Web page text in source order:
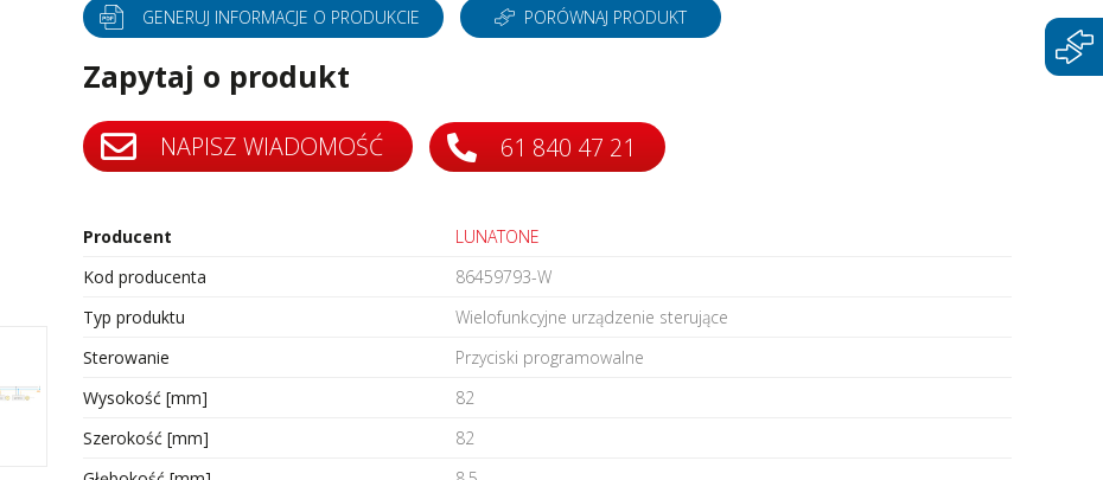
Konwertery częstotliwości
Konwertery protokołów przemysłowych
Lampy do szaf sterowniczych
Mierniki i wyświetlacze
Moduły interfejsowe
Silniki bezszczotkowe i serwonapędy
Styczniki
Systemy wózków kablowych i
szynoprzewody
Transformatory AC AC
Wyłączniki i rozłączniki
GENERUJ INFORMACJE O PRODUKCIE PORÓWNAJ PRODUKT
Zapytaj o produkt
NAPISZ WIADOMOŚĆ 61 840 47 21
Producent
LUNATONE
Kod producenta
86459793-W
Typ produktu
Wielofunkcyjne urządzenie sterujące
Sterowanie
Przyciski programowalne
Wysokość [mm]
82
Szerokość [mm]
82